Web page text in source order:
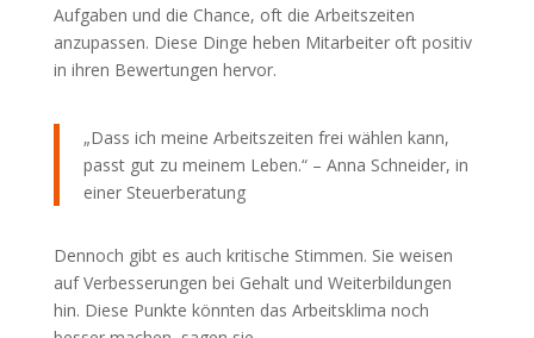
Aufgaben und die Chance, oft die Arbeitszeiten
anzupassen. Diese Dinge heben Mitarbeiter oft positiv
in ihren Bewertungen hervor.
„Dass ich meine Arbeitszeiten frei wählen kann,
passt gut zu meinem Leben.“ – Anna Schneider, in
einer Steuerberatung
Dennoch gibt es auch kritische Stimmen. Sie weisen
auf Verbesserungen bei Gehalt und Weiterbildungen
hin. Diese Punkte könnten das Arbeitsklima noch